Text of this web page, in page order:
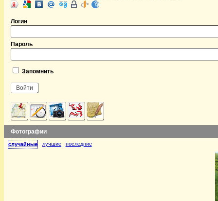
Логин
Пароль
Запомнить
Фотографии
случайные лучшие последние